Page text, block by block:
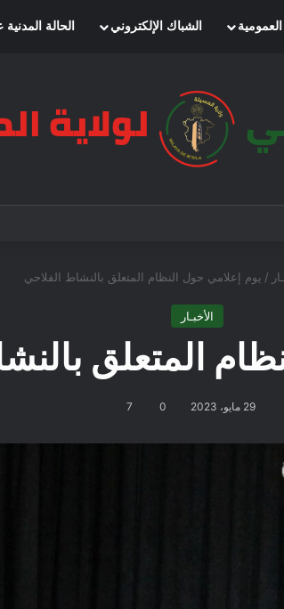
الشباك الإلكتروني الحالة
/ يوم إعلامي حول النظام المتعلق بالنشاط الفلاحي
الأخبـار
المتعلق
29 مايو، 2023 0
7